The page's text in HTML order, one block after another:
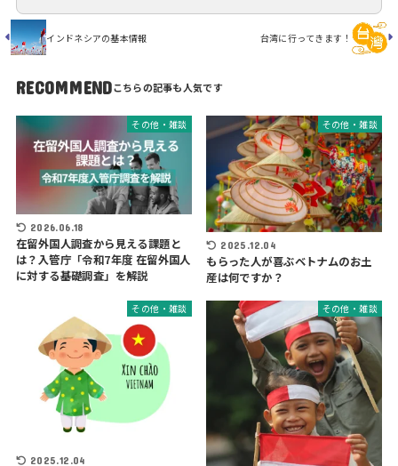
インドネシアの基本情報 台湾に行ってきます！
RECOMMEND
その他・雑談
2026.06.18
在留外国人調査から見える課題と
は？入管庁「令和7年度 在留外国人
に対する基礎調査」を解説
その他・雑談
2025.12.04
もらった人が喜ぶベトナムのお土
産は何ですか？
その他・雑談
2025.12.04
その他・雑談